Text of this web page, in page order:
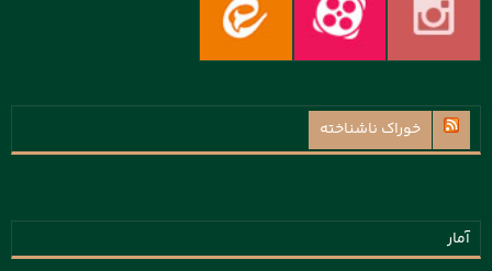
خوراک ناشناخته
آمار